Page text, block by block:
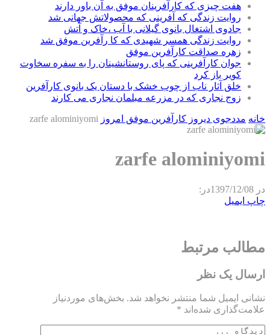
هفت چیزی که کارآفرینان موفق به آن باور دارند
روایت زندگی که آفرینی که محصولاتش جهانی شد
جادوی اشتغال بانوی گیلانی با آب ،خاک و آتش
روایت زندگی همسر شهیدی که کا رآفرین موفق شد
زهره صداقت کارآفرین موفق
جوان کارآفرینی که پای روستانشینان را به سفره سخاوت
کویر باز کرد
خلق آثار ناب از چوب خشک با دستان یک بانوی کارآفرین
زوج نجاری که در مزرعه مبلمان نجاری می کارند
خانه مددجوی دیروز کارآفرین موفق امروز zarfe alominiyomi
zarfe alominiyomi
در 1397/12/08در:
چاپ ایمیل
مطالب مرتبط
ارسال یک نظر
نشانی ایمیل شما منتشر نخواهد شد. بخش‌های موردنیاز
علامت‌گذاری شده‌اند *